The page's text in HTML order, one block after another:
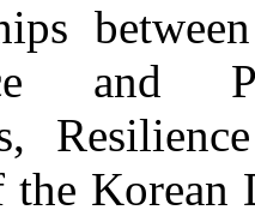
of the